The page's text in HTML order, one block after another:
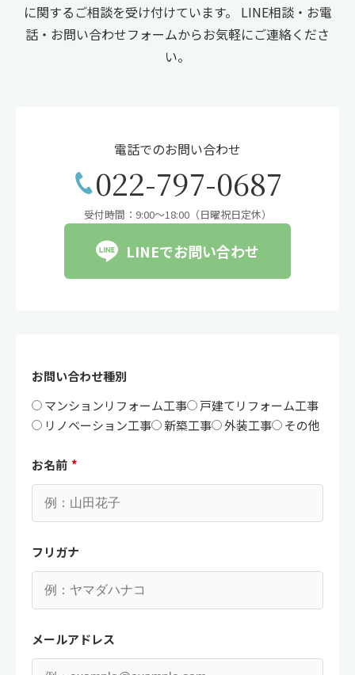
に関するご相談を受け付けています。
LINE相談・お電
話・お問い合わせフォームからお気軽にご連絡くださ
い。
電話でのお問い合わせ
022-797-0687
受付時間：9:00〜18:00（日曜祝日定休）
LINEでお問い合わせ
お問い合わせ種別
マンションリフォーム工事
戸建てリフォーム工事
リノベーション工事
新築工事 外装工事 その他
お名前 *
フリガナ
メールアドレス